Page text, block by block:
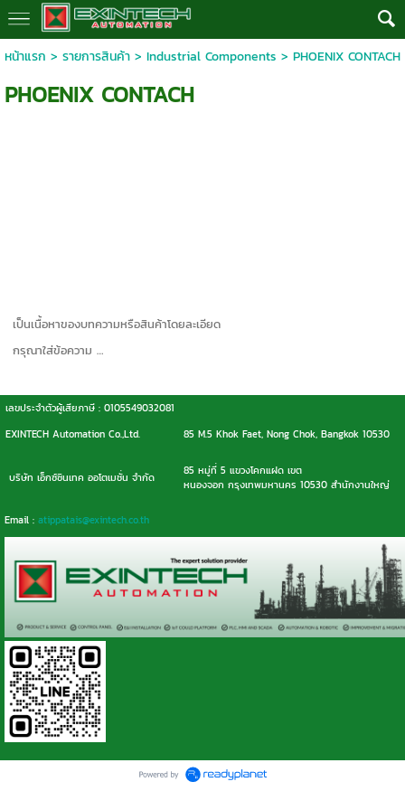
หน้าแรก > รายการสินค้า> Industrial Components > PHOENIX CONTACH
PHOENIX CONTACH
เป็นเนื้อหาของบทความหรือสินค้าโดยละเอียด
กรุณาใส่ข้อความ …
เลขประจำตัวผู้เสียภาษี : 0105549032081
EXINTECH Automation Co.,Ltd.
85 M.5 Khok Faet, Nong Chok, Bangkok 10530
บริษัท เอ็กซ์ซินเทค ออโตเมชั่น จำกัด
85 หมู่ที่ 5 แขวงโคกแฝด เขต
หนองจอก กรุงเทพมหานคร 10530 สำนักงานใหญ่
Email : atippatais@exintech.co.th